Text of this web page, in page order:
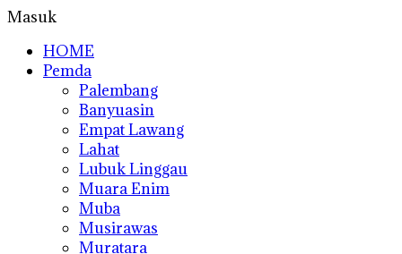
Masuk
HOME
Pemda
Palembang
Banyuasin
Empat Lawang
Lahat
Lubuk Linggau
Muara Enim
Muba
Musirawas
Muratara